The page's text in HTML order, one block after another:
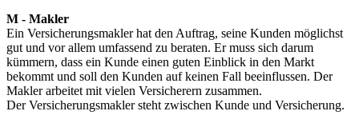
M - Makler
Ein Versicherungsmakler hat den Auftrag, seine Kunden möglichst
gut und vor allem umfassend zu beraten. Er muss sich darum
kümmern, dass ein Kunde einen guten Einblick in den Markt
bekommt und soll den Kunden auf keinen Fall beeinflussen. Der
Makler arbeitet mit vielen Versicherern zusammen.
Der Versicherungsmakler steht zwischen Kunde und Versicherung.